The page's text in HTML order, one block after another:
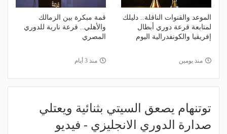
الموعد والقنوات الناقلة.. دليلك
لمتابعة قرعة دوري أبطال
إفريقيا والكونفدرالية اليوم
منذ يومين
قمة مبكرة بين الزمالك
والأهلي.. قرعة نارية للدوري
المصري
منذ 3 أيام
توتنهام يصعق السيتي بثنائية ويعتلي
صدارة الدوري الانجليزي - فيديو